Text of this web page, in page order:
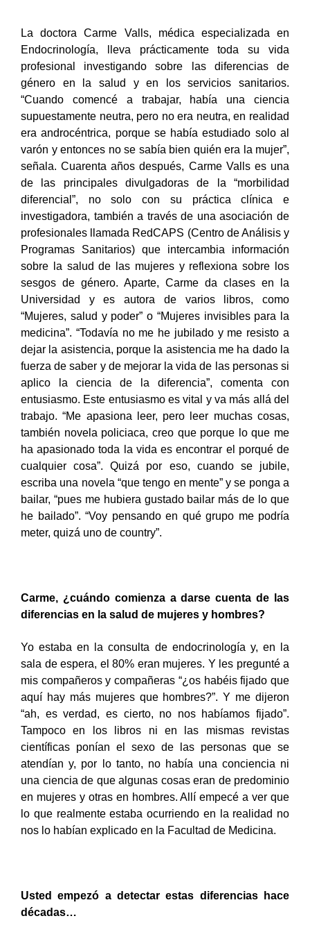
La doctora Carme Valls, médica especializada en
Endocrinología, lleva prácticamente toda su vida
profesional investigando sobre las diferencias de
género en la salud y en los servicios sanitarios.
“Cuando comencé a trabajar, había una ciencia
supuestamente neutra, pero no era neutra, en realidad
era androcéntrica, porque se había estudiado solo al
varón y entonces no se sabía bien quién era la mujer”,
señala. Cuarenta años después, Carme Valls es una
de las principales divulgadoras de la “morbilidad
diferencial”, no solo con su práctica clínica e
investigadora, también a través de una asociación de
profesionales llamada RedCAPS (Centro de Análisis y
Programas Sanitarios) que intercambia información
sobre la salud de las mujeres y reflexiona sobre los
sesgos de género. Aparte, Carme da clases en la
Universidad y es autora de varios libros, como
“Mujeres, salud y poder” o “Mujeres invisibles para la
medicina”. “Todavía no me he jubilado y me resisto a
dejar la asistencia, porque la asistencia me ha dado la
fuerza de saber y de mejorar la vida de las personas si
aplico la ciencia de la diferencia”, comenta con
entusiasmo. Este entusiasmo es vital y va más allá del
trabajo. “Me apasiona leer, pero leer muchas cosas,
también novela policiaca, creo que porque lo que me
ha apasionado toda la vida es encontrar el porqué de
cualquier cosa”. Quizá por eso, cuando se jubile,
escriba una novela “que tengo en mente” y se ponga a
bailar, “pues me hubiera gustado bailar más de lo que
he bailado”. “Voy pensando en qué grupo me podría
meter, quizá uno de country”.
Carme, ¿cuándo comienza a darse cuenta de las
diferencias en la salud de mujeres y hombres?
Yo estaba en la consulta de endocrinología y, en la
sala de espera, el 80% eran mujeres. Y les pregunté a
mis compañeros y compañeras “¿os habéis fijado que
aquí hay más mujeres que hombres?”. Y me dijeron
“ah, es verdad, es cierto, no nos habíamos fijado”.
Tampoco en los libros ni en las mismas revistas
científicas ponían el sexo de las personas que se
atendían y, por lo tanto, no había una conciencia ni
una ciencia de que algunas cosas eran de predominio
en mujeres y otras en hombres. Allí empecé a ver que
lo que realmente estaba ocurriendo en la realidad no
nos lo habían explicado en la Facultad de Medicina.
Usted empezó a detectar estas diferencias hace
décadas…